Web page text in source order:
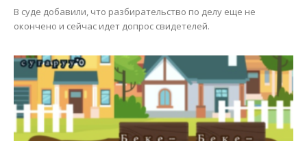
В суде добавили, что разбирательство по делу еще не
окончено и сейчас идет допрос свидетелей.